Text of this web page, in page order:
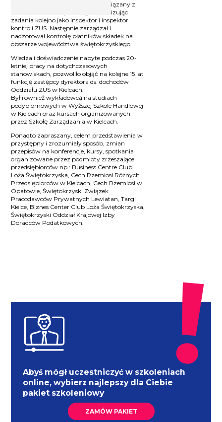
Od początku pracy zawodowej związany z
ubezpieczeniami społecznymi, realizując
zadania kolejno jako inspektor i inspektor
kontroli ZUS. Następnie zarządzał i
nadzorował kontrolę płatników składek na
obszarze województwa świętokrzyskiego.
Wiedza i doświadczenie nabyte podczas 20-
letniej pracy na dotychczasowych
stanowiskach, pozwoliło objąć na kolejne 15 lat
funkcję zastępcy dyrektora ds. dochodów
Oddziału ZUS w Kielcach.
Był również wykładowcą na studiach
podyplomowych w Wyższej Szkole Handlowej
w Kielcach oraz kursach organizowanych
przez Szkołę Zarządzania w Kielcach.
Ponadto zapraszany, celem przedstawienia w
przystępny i zrozumiały sposób, zmian
przepisów na konferencje, kursy, spotkania
organizowane przez podmioty zrzeszające
przedsiębiorców np.: Business Centre Club
Loża Świętokrzyska, Cech Rzemiosł Różnych i
Przedsiębiorców w Kielcach, Cech Rzemiosł w
Opatowie, Świętokrzyski Związek
Pracodawców Prywatnych Lewiatan, Targi
Kielce, Biznes Center Club Loża Świętokrzyska,
Świętokrzyski Oddział Krajowej Izby
Doradców Podatkowych.
Abyś mógł uczestniczyć w szkoleniach
online, wybierz najlepszy dla Ciebie
pakiet szkoleniowy
ZAMÓW PAKIET